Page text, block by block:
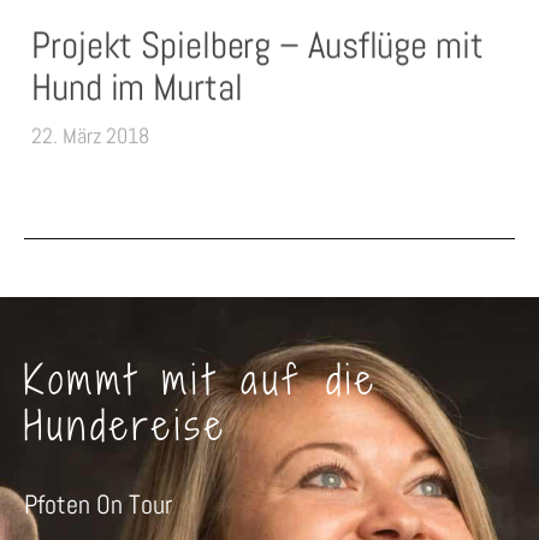
Projekt Spielberg – Ausflüge mit
Hund im Murtal
22. März 2018
Kommt mit auf die
Hundereise
Pfoten On Tour